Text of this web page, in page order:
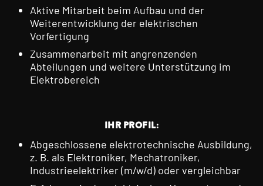
Aktive Mitarbeit beim Aufbau und der
Weiterentwicklung der elektrischen
Vorfertigung
Zusammenarbeit mit angrenzenden
Abteilungen und weitere Unterstützung im
Elektrobereich
IHR PROFIL:
Abgeschlossene elektrotechnische Ausbildung,
z. B. als Elektroniker, Mechatroniker,
Industrieelektriker (m/w/d) oder vergleichbar